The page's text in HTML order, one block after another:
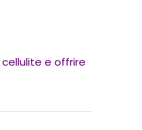
cellulite e offrire